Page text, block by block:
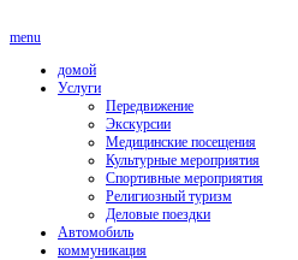
menu
домой
Услуги
Передвижение
Экскурсии
Медицинские посещения
Культурные мероприятия
Спортивные мероприятия
Религиозный туризм
Деловые поездки
Автомобиль
коммуникация